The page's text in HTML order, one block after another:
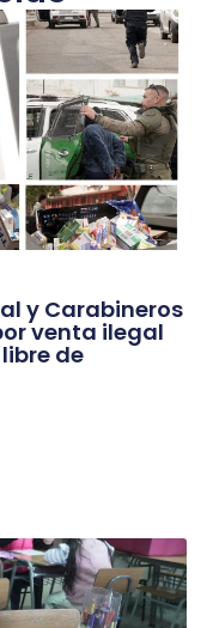
y Carabineros
venta ilegal
de